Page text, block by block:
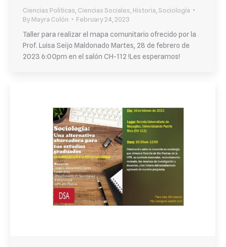
Ciencias Políticas Ciencias Sociales Historia Sociología
ByMayra Colón
February 24, 2023
Taller para realizar el mapa comunitario ofrecido por la
Prof. Luisa Seijo Maldonado Martes, 28 de febrero de
2023 6:00pm en el salón CH-112 !Les esperamos!